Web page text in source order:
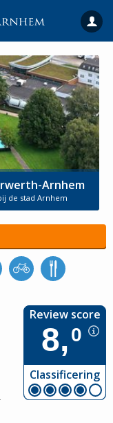
Arnhem
de stad Arnhem
Review score
8,0
Classificering